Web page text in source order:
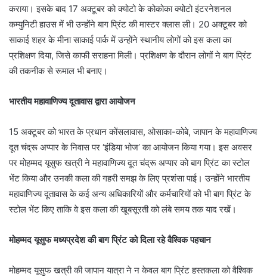
कराया। इसके बाद 17 अक्टूबर को क्योटो के कोकोका क्योटो इंटरनेशनल
कम्युनिटी हाउस में भी उन्होंने बाग प्रिंट की मास्टर क्लास ली। 20 अक्टूबर को
साकाई शहर के मीना साकाई पार्क में उन्होंने स्थानीय लोगों को इस कला का
प्रशिक्षण दिया, जिसे काफी सराहना मिली। प्रशिक्षण के दौरान लोगों ने बाग प्रिंट
की तकनीक से रूमाल भी बनाए।
भारतीय महावाणिज्य दूतावास द्वारा आयोजन
15 अक्टूबर को भारत के प्रधान कोंसलावास, ओसाका-कोबे, जापान के महावाणिज्य
दूत चंद्रू अप्पार के निवास पर ‘इंडिया भोज’ का आयोजन किया गया। इस अवसर
पर मोहम्मद यूसुफ खत्री ने महावाणिज्य दूत चंद्रू अप्पार को बाग प्रिंट का स्टोल
भेंट किया और उनकी कला की गहरी समझ के लिए प्रशंसा पाई। उन्होंने भारतीय
महावाणिज्य दूतावास के कई अन्य अधिकारियों और कर्मचारियों को भी बाग प्रिंट के
स्टोल भेंट किए ताकि वे इस कला की खूबसूरती को लंबे समय तक याद रखें।
मोहम्मद यूसुफ मध्यप्रदेश की बाग प्रिंट को दिला रहे वैश्विक पहचान
मोहम्मद यूसुफ खत्री की जापान यात्रा ने न केवल बाग प्रिंट हस्तकला को वैश्विक